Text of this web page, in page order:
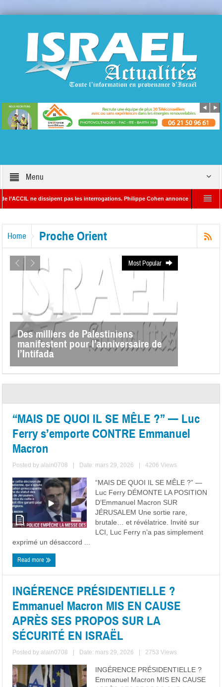
Menu
dissipent pas les interrogations. Philippe Cohen annonce se réserver le droit
Home Proche Orient
Most Popular
Des milliers de Palestiniens
manifestent pour l’anniversaire de
l’Intifada
“MAIS DE QUOI IL SE MÊLE ?” — Luc
Ferry s’emporte CONTRE Emmanuel
Macron
Posted byalain0708 Date: mars 29, 2026 4206 Views
“MAIS DE QUOI IL SE MÊLE ?” —
Luc Ferry DÉMONTE LA POSITION
D’Emmanuel Macron SUR
JÉRUSALEM Une sortie rare,
brutale… et révélatrice. Invité sur
LCI, Luc Ferry n’a pas simplement
exprimé un désaccord ...
Read more
INGÉRENCE PRÉSIDENTIELLE ?
Emmanuel Macron MIS EN CAUSE
APRÈS SES PROPOS SUR LA
SÉCURITÉ EN ISRAËL
Posted byalain0708 Date: mars 29, 2026 2753 Views
INGÉRENCE PRÉSIDENTIELLE ?
Emmanuel Macron MIS EN CAUSE